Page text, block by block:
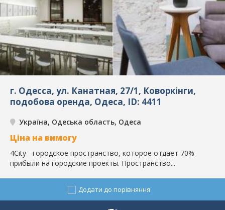
г. Одесса, ул. Канатная, 27/1, Коворкінги,
подобова оренда, Одеса, ID: 4411
Україна, Одеська область, Одеса
Ціна на вимогу
4City - городское пространство, которое отдает 70%
прибыли на городские проекты. Пространство...
Додати до порівняння